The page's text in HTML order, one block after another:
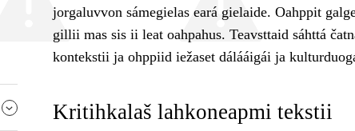
jorgaluvvon sámegielas eará gielaide. Oahppit
gillii mas sis ii leat oahpahus. Teavsttaid sáhttá
kontekstii ja ohppiid iežaset dálááigái ja
Kritihkalaš lahkoneapmi tekstii